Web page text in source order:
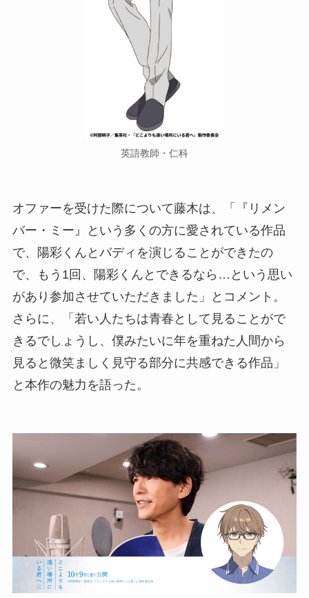
英語教師・仁科
オファーを受けた際について藤木は、「『リメン
バー・ミー』という多くの方に愛されている作品
で、陽彩くんとバディを演じることができたの
で、もう1回、陽彩くんとできるなら…という思い
があり参加させていただきました」とコメント。
さらに、「若い人たちは青春として見ることがで
きるでしょうし、僕みたいに年を重ねた人間から
見ると微笑ましく見守る部分に共感できる作品」
と本作の魅力を語った。